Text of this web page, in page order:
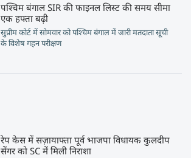
पश्चिम बंगाल SIR की फाइनल लिस्ट की समय सीमा
एक हफ्ता बढ़ी
सुप्रीम कोर्ट में सोमवार को पश्चिम बंगाल में जारी मतदाता सूची
के विशेष गहन परीक्षण
रेप केस में सज़ायाफ्ता पूर्व भाजपा विधायक कुलदीप
सेंगर को SC में मिली निराशा